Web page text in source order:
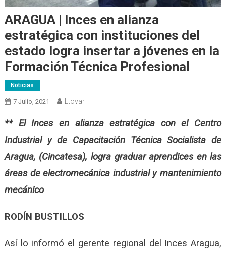
ARAGUA | Inces en alianza
estratégica con instituciones del
estado logra insertar a jóvenes en la
Formación Técnica Profesional
Noticias
7 Julio, 2021 Ltovar
** El Inces en alianza estratégica con el Centro
Industrial y de Capacitación Técnica Socialista de
Aragua, (Cincatesa), logra graduar aprendices en las
áreas de electromecánica industrial y mantenimiento
mecánico
RODÍN BUSTILLOS
Así lo informó el gerente regional del Inces Aragua,